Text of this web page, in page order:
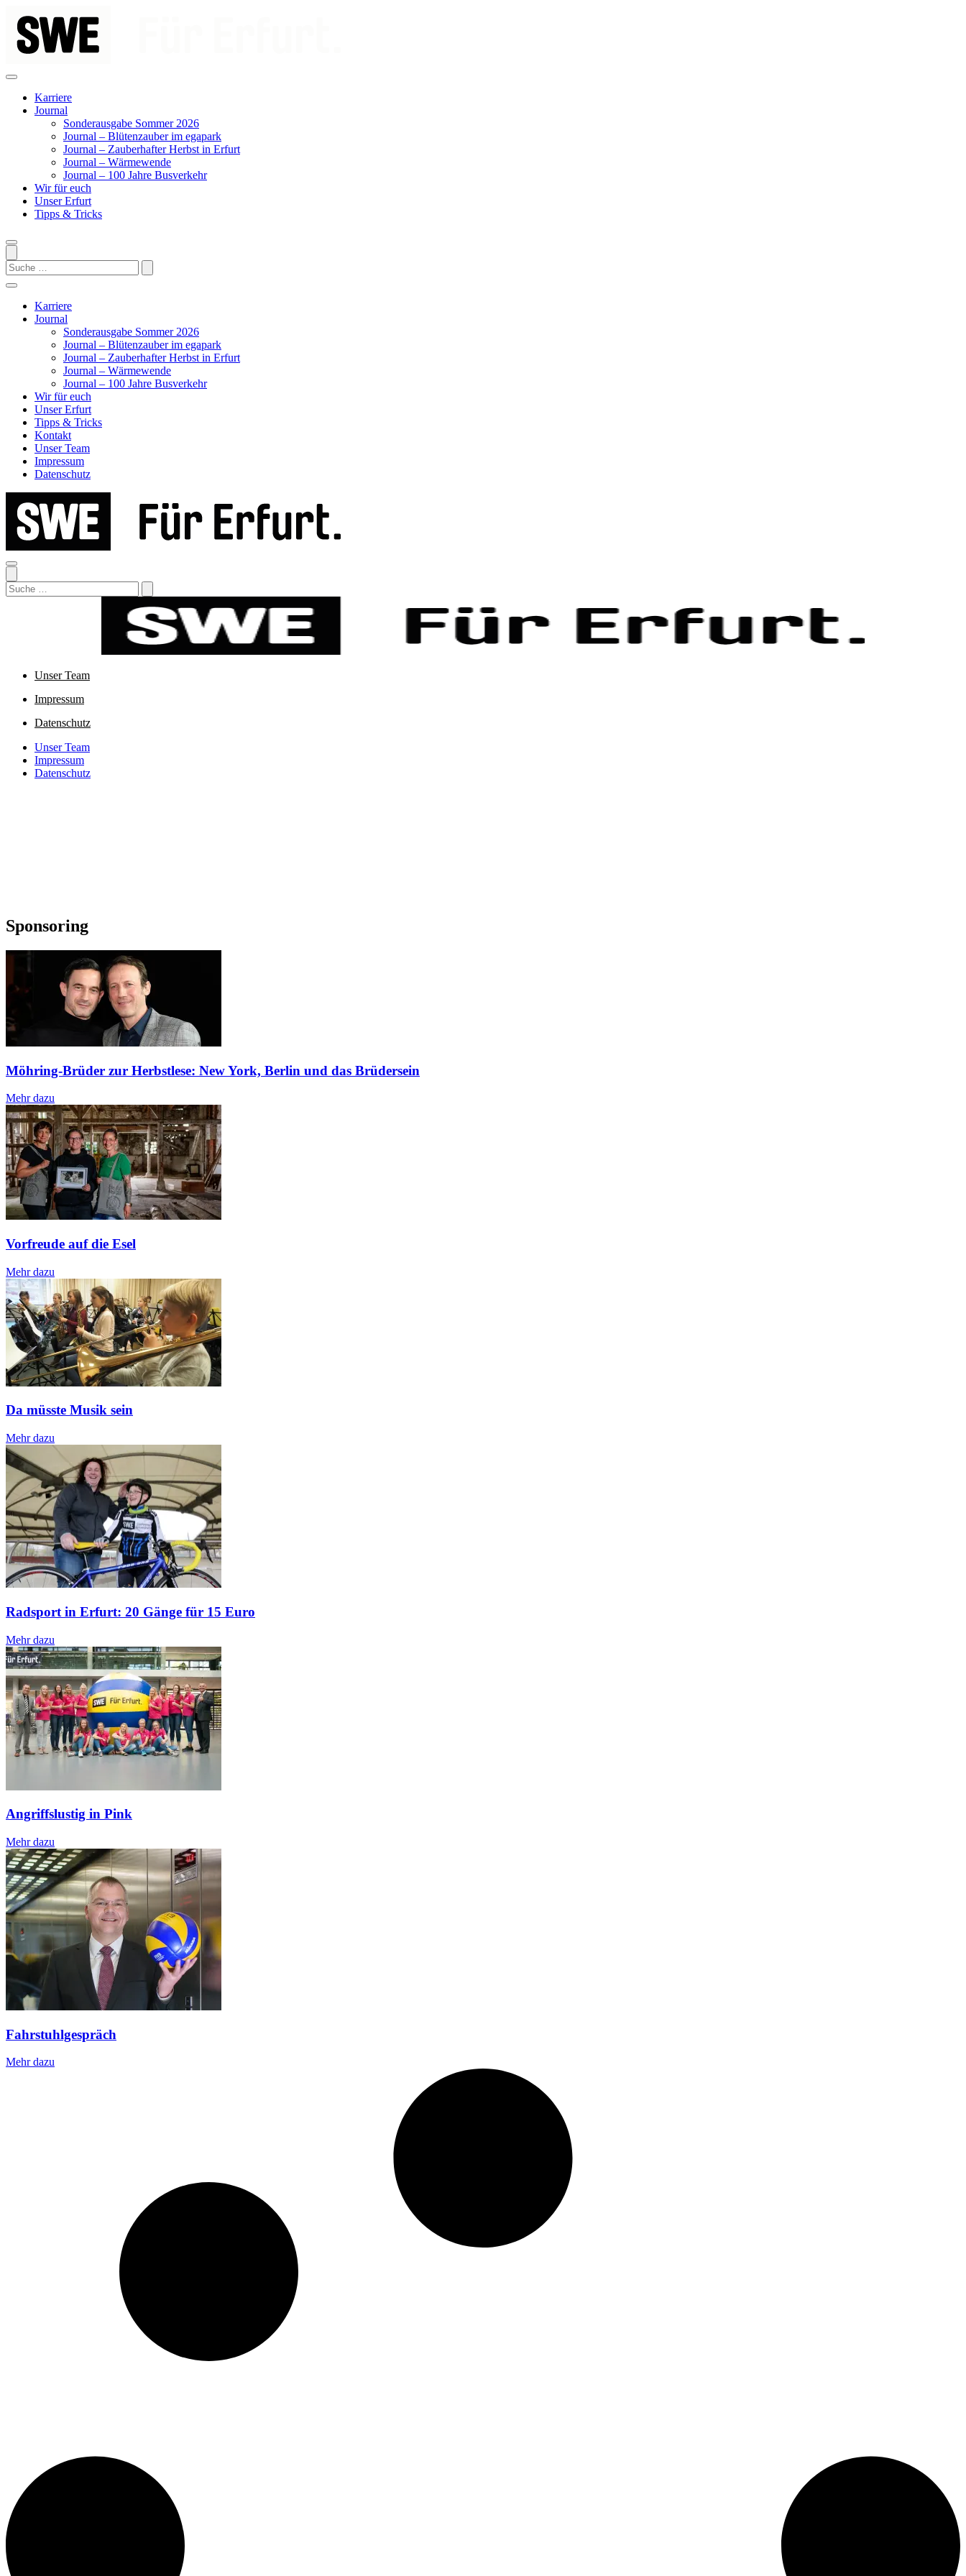
Inhalt
springen
Karriere
Journal
Sonderausgabe Sommer 2026
Journal – Blütenzauber im egapark
Journal – Zauberhafter Herbst in Erfurt
Journal – Wärmewende
Journal – 100 Jahre Busverkehr
Wir für euch
Unser Erfurt
Tipps & Tricks
Search
Karriere
Journal
Sonderausgabe Sommer 2026
Journal – Blütenzauber im egapark
Journal – Zauberhafter Herbst in Erfurt
Journal – Wärmewende
Journal – 100 Jahre Busverkehr
Wir für euch
Unser Erfurt
Tipps & Tricks
Kontakt
Unser Team
Impressum
Datenschutz
Search
Unser Team
Impressum
Datenschutz
Unser Team
Impressum
Datenschutz
Sponsoring
Möhring-Brüder zur Herbstlese: New York, Berlin und das Brüdersein
Mehr dazu
Vorfreude auf die Esel
Mehr dazu
Da müsste Musik sein
Mehr dazu
Radsport in Erfurt: 20 Gänge für 15 Euro
Mehr dazu
Angriffslustig in Pink
Mehr dazu
Fahrstuhlgespräch
Mehr dazu